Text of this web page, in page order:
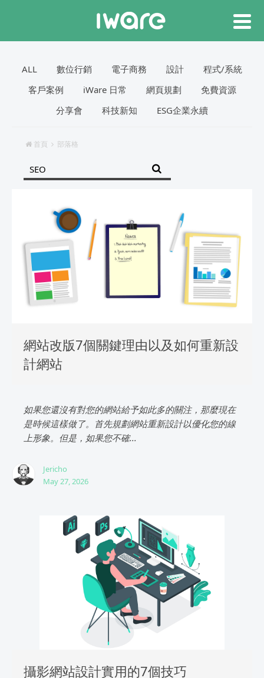
ALL 數位行銷 電子商務 設計
程式/系統
客戶案例
iWare 日常 網頁規劃
免費資源
分享會
科技新知 ESG企業永續
首頁 部落格
網站改版7個關鍵理由以及如何重新設
計網站
如果您還沒有對您的網站給予如此多的關注，那麼現在
是時候這樣做了。首先規劃網站重新設計以優化您的線
上形象。但是，如果您不確...
Jericho
May 27, 2026
攝影網站設計實用的7個技巧